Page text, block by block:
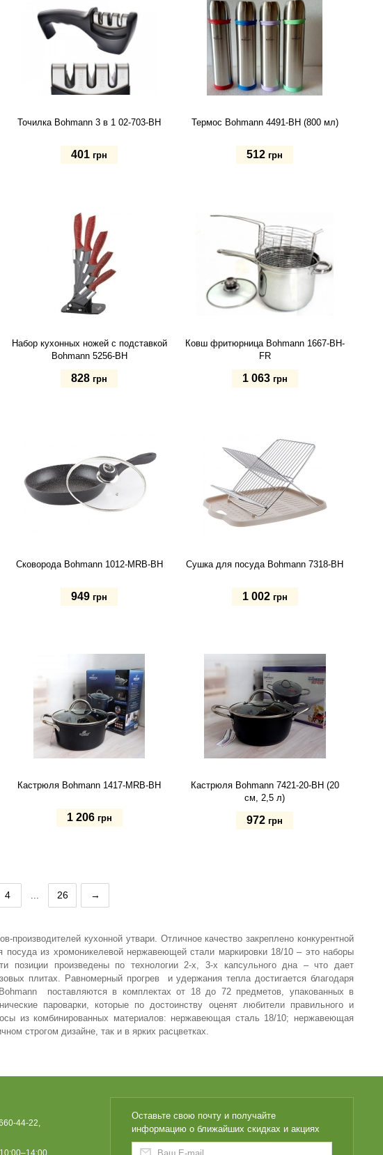
Точилка Bohmann 3 в 1 02-703-BH
401 грн
Термос Bohmann 4491-BH (800 мл)
512 грн
Набор кухонных ножей с подставкой
Bohmann 5256-BH
828 грн
Ковш фритюрница Bohmann 1667-BH-
FR
1 063 грн
Сковорода Bohmann 1012-MRB-BH
949 грн
Сушка для посуда Bohmann 7318-BH
1 002 грн
Кастрюля Bohmann 1417-MRB-BH
1 206 грн
Купить
Кастрюля Bohmann 7421-20-BH (20
см, 2,5 л)
972 грн
4 →
... 26
производителей кухонной утвари. Отличное качество закреплено конкурентной
посуда из хромоникелевой нержавеющей стали маркировки 18/10 – это наборы
позиции произведены по технологии 2-х, 3-х капсульного дна – что дает
плитах. Равномерный прогрев
и удержания тепла достигается благодаря
Bohmann
поставляются в комплектах от 18 до 72 предметов, упакованных в
пароварки, которые по достоинству оценят любители правильного и
из комбинированных материалов: нержавеющая сталь 18/10; нержавеющая
строгом дизайне, так и в ярких расцветках.
44-22,
Оставьте свою почту и получайте
информацию о ближайших скидках и акциях